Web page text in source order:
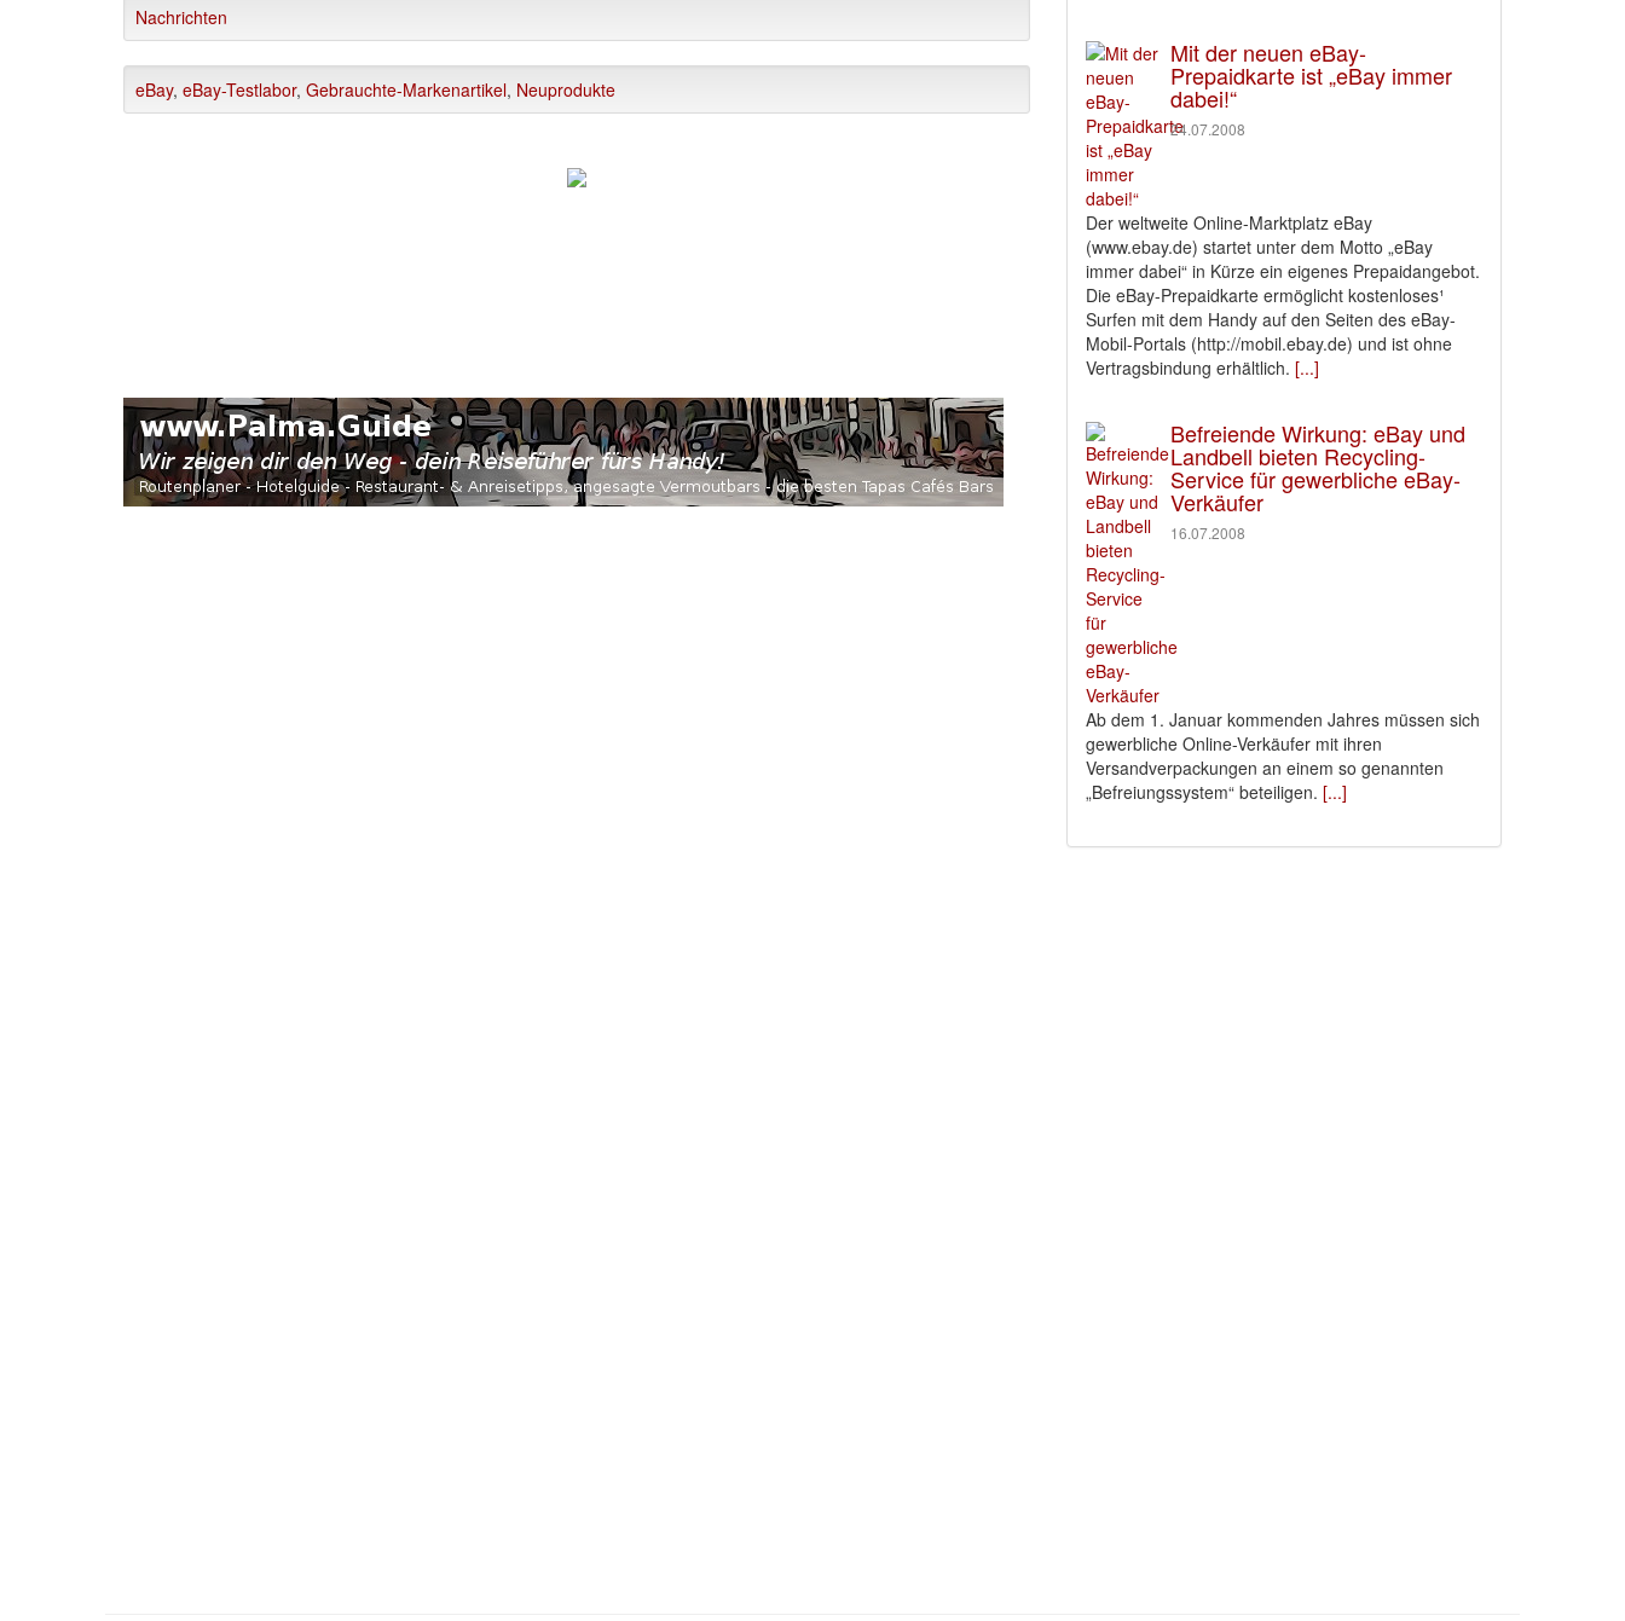
Nachrichten
eBay, eBay-Testlabor, Gebrauchte-Markenartikel, Neuprodukte
Mit der neuen eBay-
Prepaidkarte ist „eBay immer
dabei!“
24.07.2008
Der weltweite Online-Marktplatz eBay
(www.ebay.de) startet unter dem Motto „eBay
immer dabei“ in Kürze ein eigenes Prepaidangebot.
Die eBay-Prepaidkarte ermöglicht kostenloses¹
Surfen mit dem Handy auf den Seiten des eBay-
Mobil-Portals (http://mobil.ebay.de) und ist ohne
Vertragsbindung erhältlich. [...]
Befreiende Wirkung: eBay und
Landbell bieten Recycling-
Service für gewerbliche eBay-
Verkäufer
16.07.2008
Ab dem 1. Januar kommenden Jahres müssen sich
gewerbliche Online-Verkäufer mit ihren
Versandverpackungen an einem so genannten
„Befreiungssystem“ beteiligen. [...]